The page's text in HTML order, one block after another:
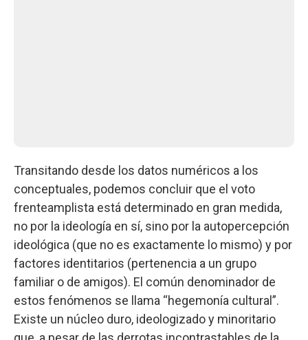
Transitando desde los datos numéricos a los
conceptuales, podemos concluir que el voto
frenteamplista está determinado en gran medida,
no por la ideología en sí, sino por la autopercepción
ideológica (que no es exactamente lo mismo) y por
factores identitarios (pertenencia a un grupo
familiar o de amigos). El común denominador de
estos fenómenos se llama “hegemonía cultural”.
Existe un núcleo duro, ideologizado y minoritario